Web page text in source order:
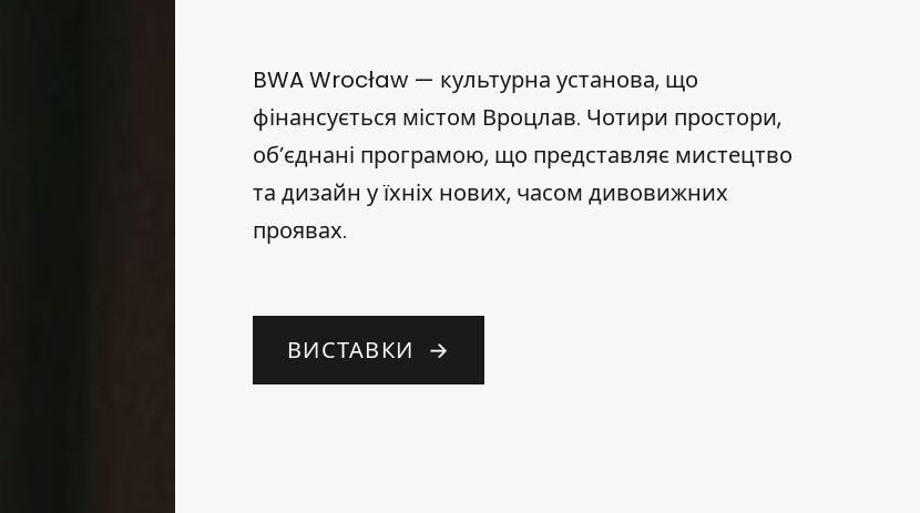
BWA Wrocław — культурна установа, що
фінансується містом Вроцлав. Чотири простори,
об’єднані програмою, що представляє мистецтво
та дизайн у їхніх нових, часом дивовижних
проявах.
ВИСТАВКИ →